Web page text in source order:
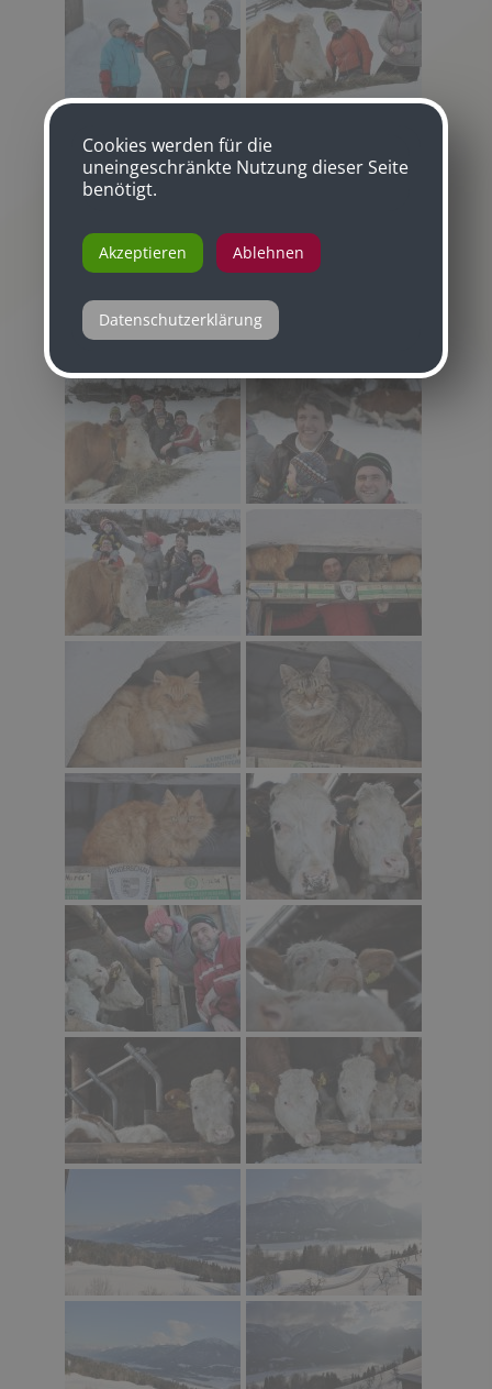
Cookies werden für die
uneingeschränkte Nutzung dieser Seite
benötigt.
Akzeptieren Ablehnen
Datenschutzerklärung